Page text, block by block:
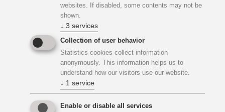
websites. If disabled, some contents may not be
shown.
↓ 3 services
Collection of user behavior
Statistics cookies collect information
anonymously. This information helps us to
understand how our visitors use our website.
↓ 1 service
Enable or disable all services